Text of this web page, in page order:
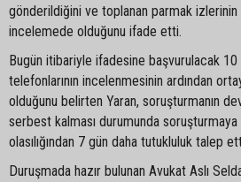
gönderildiğini ve toplanan parmak izlerinin
incelemede olduğunu ifade etti.
Bugün itibariyle ifadesine başvurulacak
telefonlarının incelenmesinin ardından
olduğunu belirten Yaran, soruşturmanın
serbest kalması durumunda
olasılığından 7 gün daha tutukluluk talep
Duruşmada hazır bulunan Avukat Aslı